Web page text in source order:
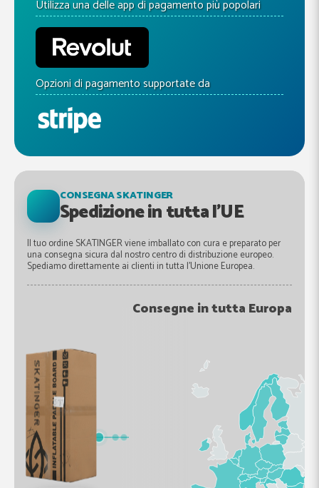
Utilizza una delle app di pagamento più popolari
Opzioni di pagamento supportate da
CONSEGNA SKATINGER
Spedizione in tutta l'UE
Il tuo ordine SKATINGER viene imballato con cura e preparato per
una consegna sicura dal nostro centro di distribuzione europeo.
Spediamo direttamente ai clienti in tutta l'Unione Europea.
Consegne in tutta Europa